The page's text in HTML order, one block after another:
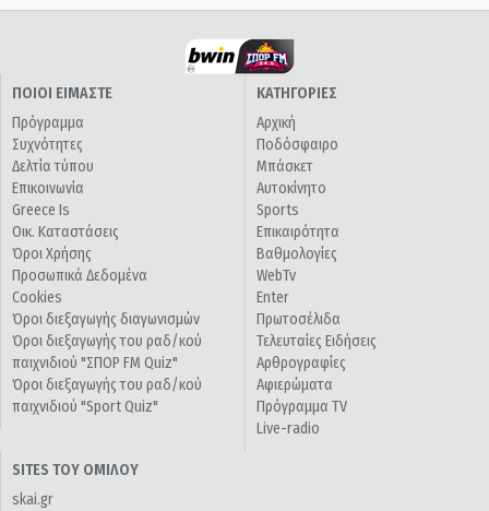
ΠΟΙΟΙ ΕΙΜΑΣΤΕ
Πρόγραμμα
Συχνότητες
Δελτία τύπου
Επικοινωνία
Greece Is
Οικ. Καταστάσεις
Όροι Χρήσης
Προσωπικά Δεδομένα
Cookies
Όροι διεξαγωγής διαγωνισμών
Όροι διεξαγωγής του ραδ/κού
παιχνιδιού "ΣΠΟΡ FM Quiz"
Όροι διεξαγωγής του ραδ/κού
παιχνιδιού "Sport Quiz"
ΚΑΤΗΓΟΡΙΕΣ
Αρχική
Ποδόσφαιρο
Μπάσκετ
Αυτοκίνητο
Sports
Επικαιρότητα
Βαθμολογίες
WebTv
Enter
Πρωτοσέλιδα
Τελευταίες Ειδήσεις
Αρθρογραφίες
Αφιερώματα
Πρόγραμμα TV
Live-radio
SITES ΤΟΥ ΟΜΙΛΟΥ
skai.gr